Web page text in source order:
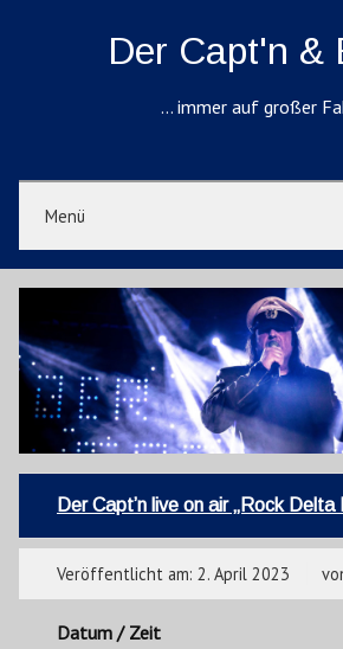
Der Capt'n &
… immer auf großer
Menü
Der Capt’n live on air „Rock Delta
Veröffentlicht am: 2. April 2023
Datum / Zeit